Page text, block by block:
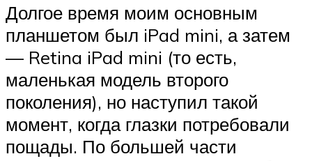
Долгое время моим основным
планшетом был iPad mini, а затем
— Retina iPad mini (то есть,
маленькая модель второго
поколения), но наступил такой
момент, когда глазки потребовали
пощады. По большей части